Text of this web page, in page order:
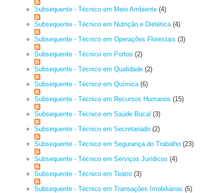
Subsequente - Técnico em Meio Ambiente (4)
Subsequente - Técnico em Nutrição e Dietética (4)
Subsequente - Técnico em Operações Florestais (3)
Subsequente - Técnico em Portos (2)
Subsequente - Técnico em Qualidade (2)
Subsequente - Técnico em Química (6)
Subsequente - Técnico em Recursos Humanos (15)
Subsequente - Técnico em Saúde Bucal (3)
Subsequente - Técnico em Secretariado (2)
Subsequente - Técnico em Segurança do Trabalho (23)
Subsequente - Técnico em Serviços Jurídicos (4)
Subsequente - Técnico em Teatro (3)
Subsequente - Técnico em Transações Imobiliárias (5)